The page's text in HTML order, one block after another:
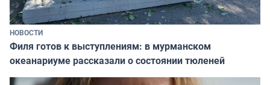
НОВОСТИ
Филя готов к выступлениям: в мурманском
океанариуме рассказали о состоянии тюленей